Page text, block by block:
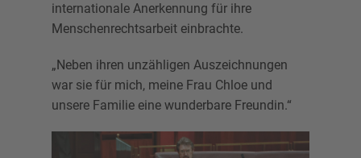
internationale Anerkennung für ihre
Menschenrechtsarbeit einbrachte.
„Neben ihren unzähligen Auszeichnungen
war sie für mich, meine Frau Chloe und
unsere Familie eine wunderbare Freundin.“